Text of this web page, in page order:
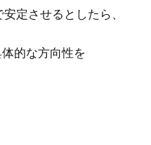
定させるとしたら、
的な方向性を